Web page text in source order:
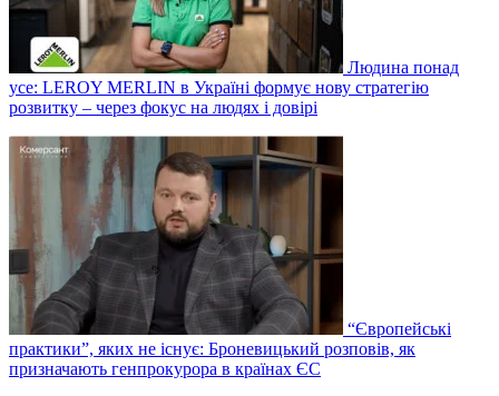
Людина понад
усе: LEROY MERLIN в Україні формує нову стратегію
розвитку – через фокус на людях і довірі
“Європейські
практики”, яких не існує: Броневицький розповів, як
призначають генпрокурора в країнах ЄС